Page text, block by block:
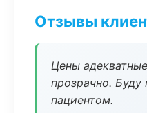
Отзывы
Цены
прозрачно.
пациентом.